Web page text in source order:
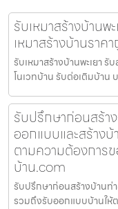
รับเหมาสร้างบ้านพ
เหมาสร้างบ้านราค
รับเหมาสร้างบ้านพะเยา รั
โนเวทบ้าน รับต่อเติมบ้าน
รับปรึกษาก่อนสร้า
ออกแบบและสร้าง
ตามความต้องการ
บ้าน.com
รับปรึกษาก่อนสร้างบ้านท่
รวมถึงรับออกแบบบ้านใ